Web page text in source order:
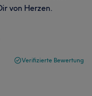
von Herzen.
Verifizierte Bewertung